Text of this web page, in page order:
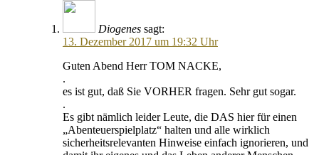
Diogenes sagt:
13. Dezember 2017 um 19:32 Uhr
Guten Abend Herr TOM NACKE,
.
es ist gut, daß Sie VORHER fragen. Sehr gut sogar.
.
Es gibt nämlich leider Leute, die DAS hier für einen
„Abenteuerspielplatz“ halten und alle wirklich
sicherheitsrelevanten Hinweise einfach ignorieren, und